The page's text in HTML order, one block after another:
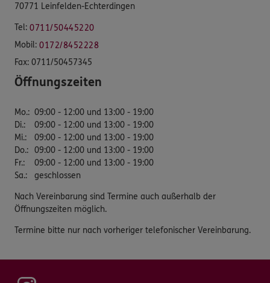
70771 Leinfelden-Echterdingen
Tel: 0711/50445220
Mobil: 0172/8452228
Fax: 0711/50457345
Öffnungszeiten
Mo.: 09:00 - 12:00 und 13:00 - 19:00
Di.:
09:00 - 12:00 und 13:00 - 19:00
Mi.:
09:00 - 12:00 und 13:00 - 19:00
Do.: 09:00 - 12:00 und 13:00 - 19:00
Fr.:
09:00 - 12:00 und 13:00 - 19:00
Sa.: geschlossen
Nach Vereinbarung sind Termine auch außerhalb der
Öffnungszeiten möglich.
Termine bitte nur nach vorheriger telefonischer Vereinbarung.